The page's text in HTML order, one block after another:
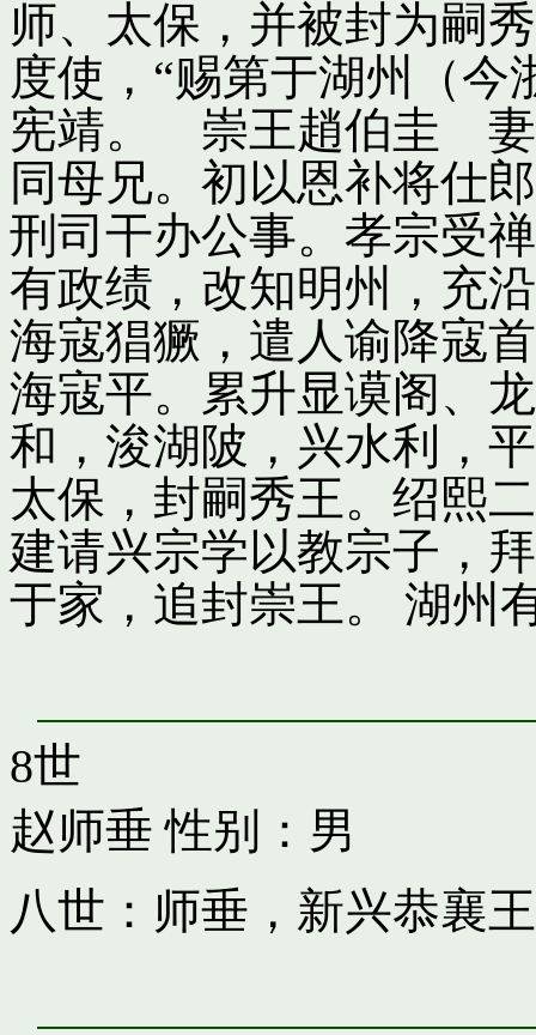
师、太保，并被封为嗣
度使，“赐第于湖州（今
宪靖。 崇王趙伯圭 妻
同母兄。初以恩补将仕
刑司干办公事。孝宗受
有政绩，改知明州，充
海寇猖獗，遣人谕降寇
海寇平。累升显谟阁、
和，浚湖陂，兴水利，
太保，封嗣秀王。绍熙
建请兴宗学以教宗子，
于家，追封崇王。 湖州
8世
赵师垂 性别：男
八世：师垂，新兴恭襄王